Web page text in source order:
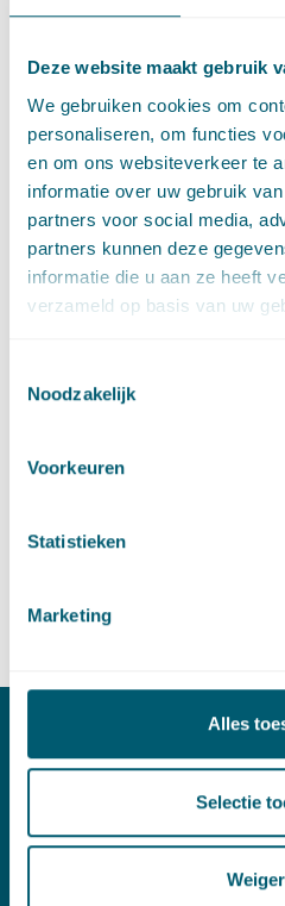
Deze website maakt gebruik
We gebruiken cookies om
personaliseren, om functies
en om ons websiteverkeer te
informatie over uw gebruik
partners voor social media,
partners kunnen deze
informatie die u aan ze heeft
verzameld op basis van uw
Noodzakelijk
Voorkeuren
Statistieken
Marketing
Alles
Selectie
bepaalde categorie toegekend
een brug moet de categorie in
Zorg dat uw brug de eindstreep
effecten voor omwonenden én
brug is niet alleen voor degene
voor degene die eronder door
voor de ander een obstakel!
Social tags
Wabo
Contact
E:info@pelsrijcken.nl